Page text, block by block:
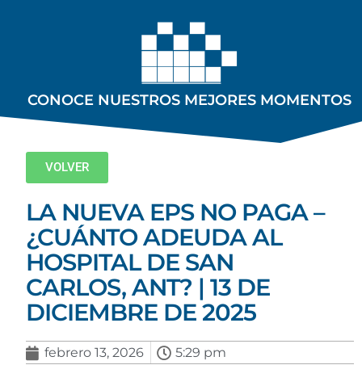
CONOCE NUESTROS MEJORES MOMENTOS
VOLVER
LA NUEVA EPS NO PAGA –
¿CUÁNTO ADEUDA AL
HOSPITAL DE SAN
CARLOS, ANT? | 13 DE
DICIEMBRE DE 2025
febrero 13, 2026 5:29 pm